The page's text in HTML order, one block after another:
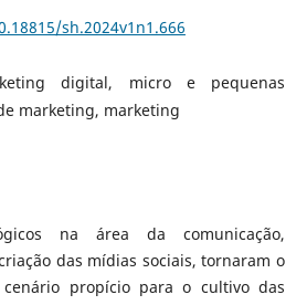
sh.2024v1n1.666
digital, micro e pequenas
marketing, marketing
na área da comunicação,
das mídias sociais, tornaram o
propício para o cultivo das